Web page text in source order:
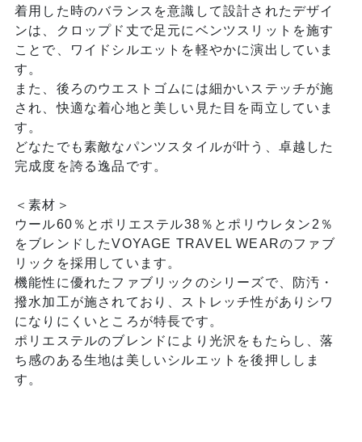
着用した時のバランスを意識して設計されたデザイ
ンは、クロップド丈で足元にベンツスリットを施す
ことで、ワイドシルエットを軽やかに演出していま
す。
また、後ろのウエストゴムには細かいステッチが施
され、快適な着心地と美しい見た目を両立していま
す。
どなたでも素敵なパンツスタイルが叶う、卓越した
完成度を誇る逸品です。
＜素材＞
ウール60％とポリエステル38％とポリウレタン2％
をブレンドしたVOYAGE TRAVEL WEARのファブ
リックを採用しています。
機能性に優れたファブリックのシリーズで、防汚・
撥水加工が施されており、ストレッチ性がありシワ
になりにくいところが特長です。
ポリエステルのブレンドにより光沢をもたらし、落
ち感のある生地は美しいシルエットを後押ししま
す。